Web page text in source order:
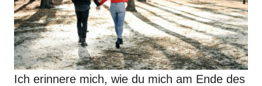
Ich erinnere mich, wie du mich am Ende des